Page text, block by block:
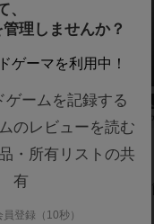
アルゴ
ロスさんのルール/インスト
1 30
0 9年以上前
スト2。アルゴの一
、
理しませんか？
ゲーマを利用中！
ゲームを記録する
のレビューを読む
・所有リストの共
有
登録（10秒）